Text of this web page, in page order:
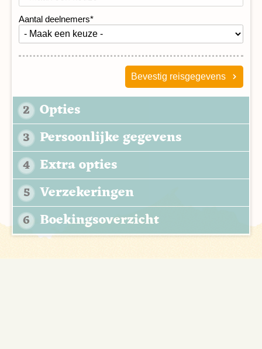
Aantal deelnemers*
Bevestig reisgegevens
2 Opties
3 Persoonlijke gegevens
4 Extra opties
5 Verzekeringen
6 Boekingsoverzicht